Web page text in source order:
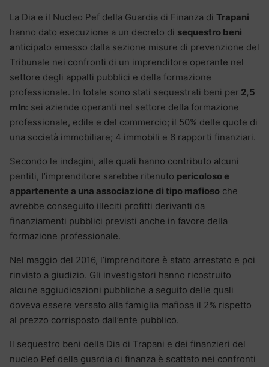
La Dia e il Nucleo Pef della Guardia di Finanza di Trapani
hanno dato esecuzione a un decreto di sequestro beni
anticipato emesso dalla sezione misure di prevenzione del
Tribunale nei confronti di un imprenditore operante nel
settore degli appalti pubblici e della formazione
professionale. In totale sono stati sequestrati beni per 2,5
mln: sei aziende operanti nel settore della formazione
professionale, edile e del commercio; il 50% delle quote di
una società immobiliare; 4 immobili e 6 rapporti finanziari.
Secondo le indagini, alle quali hanno contributo alcuni
pentiti, l’imprenditore sarebbe ritenuto pericoloso e
appartenente a una associazione di tipo mafioso che
avrebbe conseguito illeciti profitti derivanti da
finanziamenti pubblici previsti anche in favore della
formazione professionale.
Nel maggio del 2016, l’imprenditore è stato arrestato e poi
rinviato a giudizio. Gli investigatori hanno ricostruito
alcune aggiudicazioni pubbliche a seguito delle quali
doveva essere versato alla famiglia mafiosa il 2% rispetto
al prezzo corrisposto dall’ente pubblico.
Il sequestro beni della Dia di Trapani e dei finanzieri del
nucleo Pef della guardia di finanza è scattato nei confronti